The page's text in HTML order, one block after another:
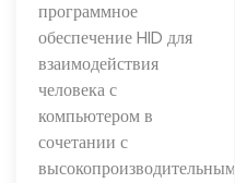
программное
обеспечение HID для
взаимодействия
человека с
компьютером в
сочетании с
высокопроизводительным